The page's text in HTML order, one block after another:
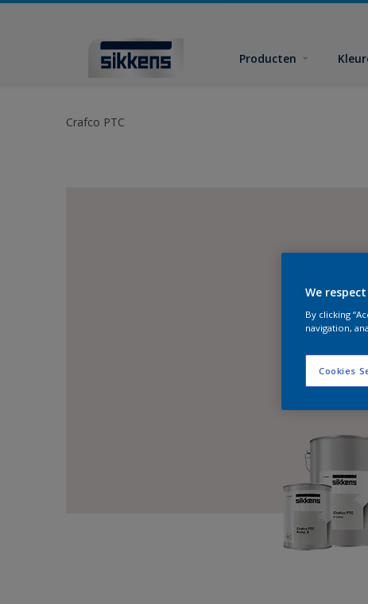
Producten
Crafco PTC
We
By clicking
navigation,
Cookies